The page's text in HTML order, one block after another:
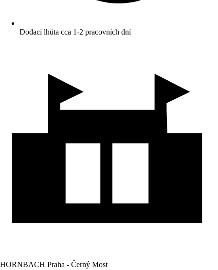
Dodací lhůta cca 1-2 pracovních dní
HORNBACH Praha - Černý Most